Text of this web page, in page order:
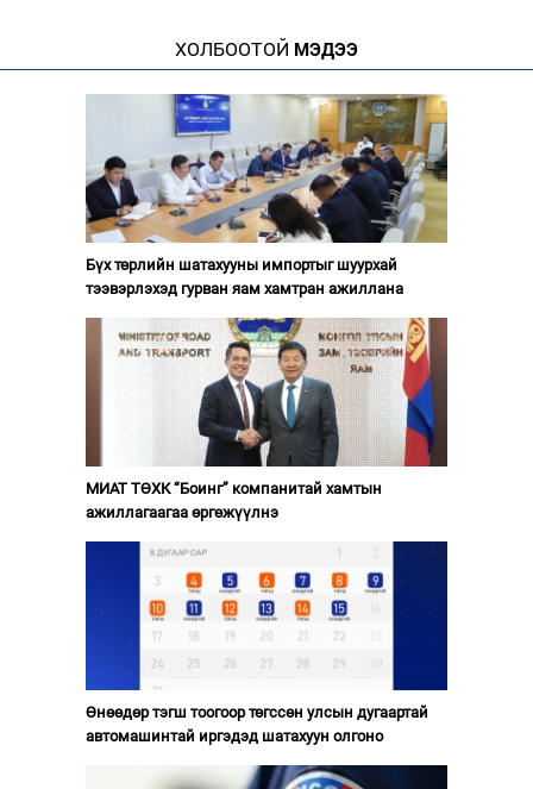
ХОЛБООТОЙ МЭДЭЭ
Бүх төрлийн шатахууны импортыг шуурхай
тээвэрлэхэд гурван яам хамтран ажиллана
МИАТ ТӨХК “Боинг” компанитай хамтын
ажиллагаагаа өргөжүүлнэ
Өнөөдөр тэгш тоогоор төгссөн улсын дугаартай
автомашинтай иргэдэд шатахуун олгоно